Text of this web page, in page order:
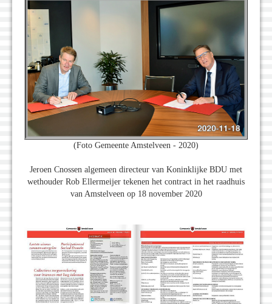
(Foto Gemeente Amstelveen - 2020)
Jeroen Cnossen algemeen directeur van Koninklijke BDU met
wethouder Rob Ellermeijer tekenen het contract in het raadhuis
van Amstelveen op 18 november 2020